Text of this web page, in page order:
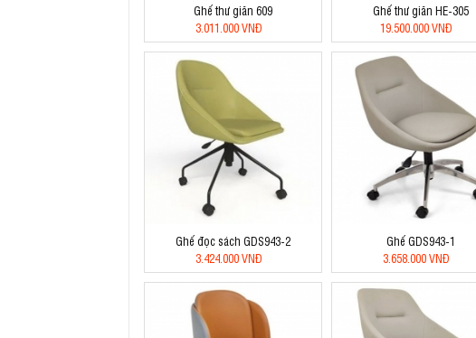
Ghế thư giãn 609
3.011.000 VNĐ
Ghế thư giãn HE-305
19.500.000 VNĐ
Ghế đọc sách GDS943-2
3.424.000 VNĐ
Ghế GDS943-1
3.658.000 VNĐ